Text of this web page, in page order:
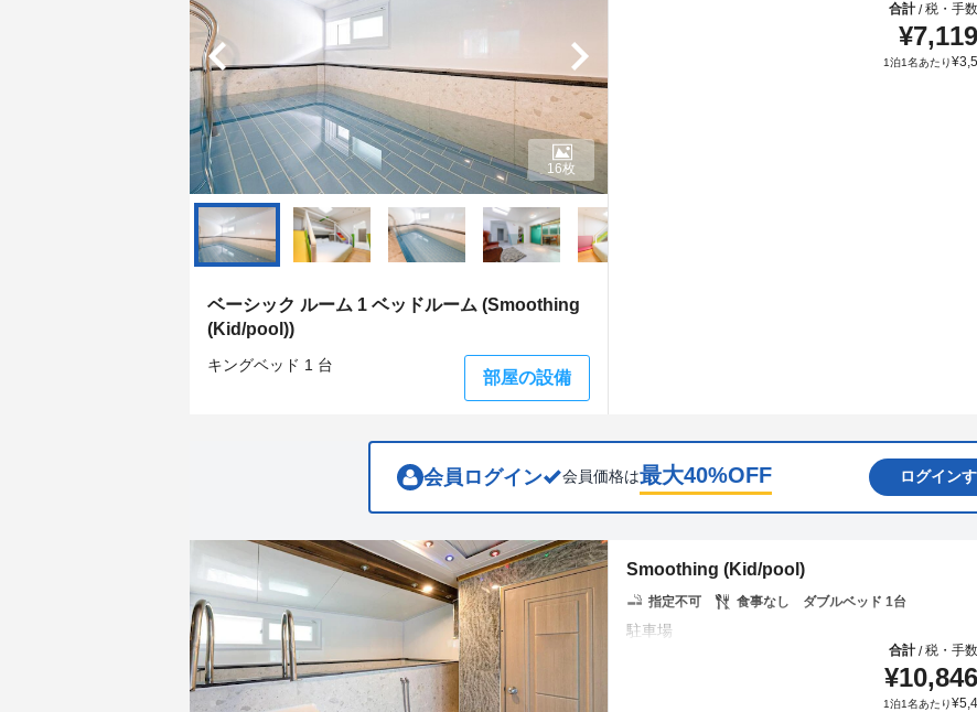
the
calendar
and
select
a
date.
Press
the
question
mark
key
to
get
the
shortcuts
for
dates.
select
date.
Press
the
question
mark
key
to
get
shortcuts
ベーシック ルーム 1 ベッドルーム (Smoothing
(Kid/pool))
キングベッド 1 台
部屋の設備
16枚
合計/税・手
¥7,119
1泊1名あたり¥
会員ログイン 会員価格は最大40%OFF ログイン
Smoothing (Kid/pool)
指定不可 食事なし ダブルベッド 1台
合計/税・手
¥10,846
1泊1名あたり¥